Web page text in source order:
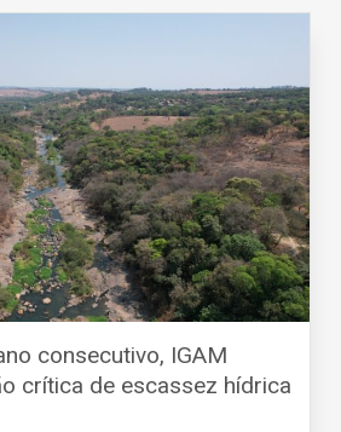
consecutivo, IGAM
crítica de escassez hídrica